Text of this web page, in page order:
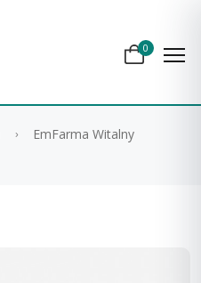
0
EmFarma Witalny